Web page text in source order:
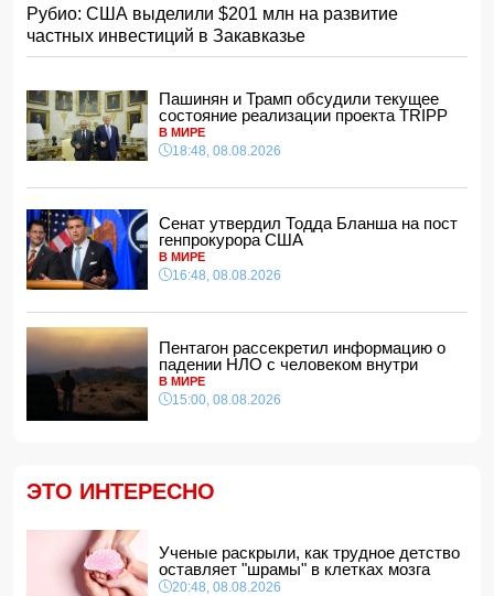
Хикмет Гаджиев: Ильхам Алиев одержал победу и в
войне, и в мире- ВИДЕО
15:08, 08.08.2026
Пентагон рассекретил информацию о падении НЛО с
человеком внутри
15:00, 08.08.2026
Белый, черный или яркий: психолог объяснила, как цвет
14:48, 08.08.2026
Зеленский встретился с Вучичем
14:40, 08.08.2026
В Азербайджане ожидается жара до 41 градуса —
объявлено предупреждение
14:34, 08.08.2026
В Агдашском районе расследуется конфликт, связанный
с церемонией помолвки с участием
несовершеннолетней
14:28, 08.08.2026
Найдено тело утонувшего в море 16-летнего юноши
обвинений в адрес Инфантино
ВС РФ взяли под контроль Ивановку в Харьковской
области
14:04, 08.08.2026
Рубио: США выделили $201 млн на развитие
частных инвестиций в Закавказье
Пашинян и Трамп обсудили текущее
состояние реализации проекта TRIPP
В МИРЕ
18:48, 08.08.2026
Сенат утвердил Тодда Бланша на пост
генпрокурора США
В МИРЕ
16:48, 08.08.2026
Пентагон рассекретил информацию о
падении НЛО с человеком внутри
В МИРЕ
15:00, 08.08.2026
ЭТО ИНТЕРЕСНО
Ученые раскрыли, как трудное детство
оставляет "шрамы" в клетках мозга
20:48, 08.08.2026